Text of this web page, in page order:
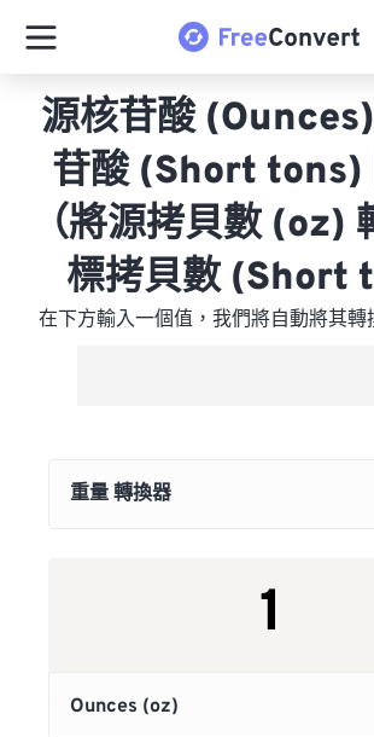
源核苷酸
苷酸 (Short tons)
（將源拷貝數 (oz)
標拷貝數 (Short
在下方輸入一個值，我們將自動將其